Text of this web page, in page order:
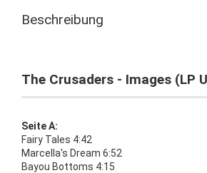
Beschreibung
The Crusaders - Images (LP
Seite A:
Fairy Tales 4:42
Marcella's Dream 6:52
Bayou Bottoms 4:15